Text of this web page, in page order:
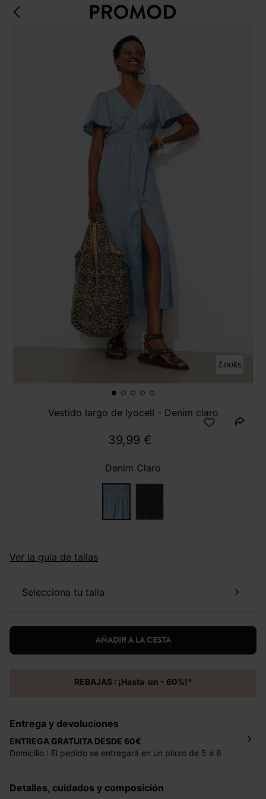
Looks
Vestido largo de lyocell - Denim claro
39,99 €
Denim Claro
Ver la guía de tallas
selecciona tu talla
AÑADIR A LA CESTA
REBAJAS : ¡Hasta un - 60%!*
Entrega y devoluciones
ENTREGA GRATUITA DESDE 60€
Domicilio : El pedido se entregará en un plazo de 5 a 6
Mondial Relay : El pedido se entregará en un plazo de 5
Detalles, cuidados y composición